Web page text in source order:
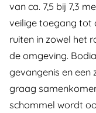
van ca. 7,5 bij 7,3
veilige toegang tot
ruiten in zowel het
de omgeving.
gevangenis en een
graag
schommel wordt